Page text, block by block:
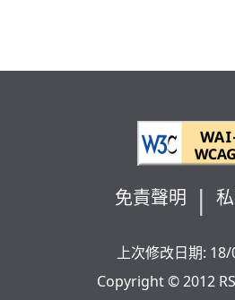
免責聲明
上次修改日期:
Copyright © 2012